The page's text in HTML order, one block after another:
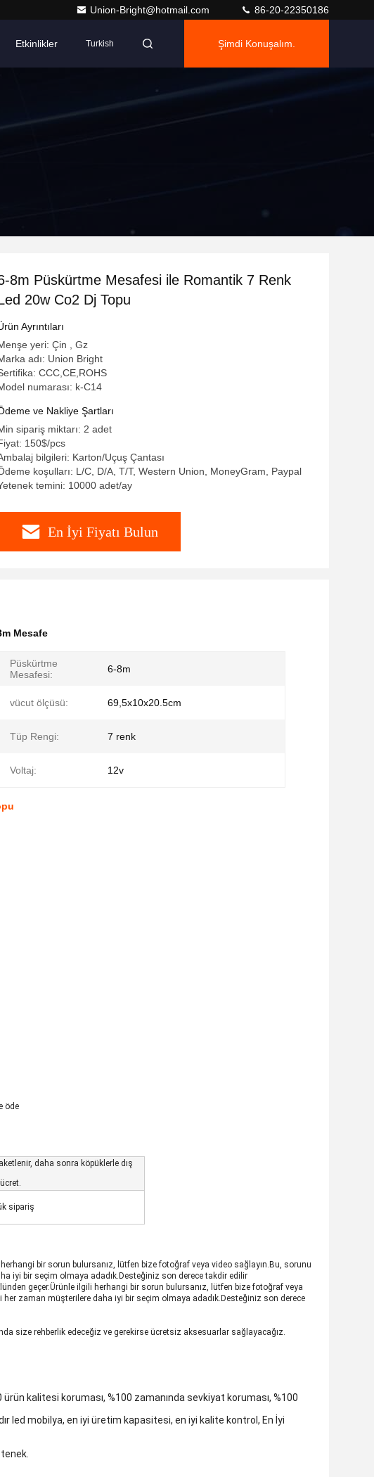
Union-Bright@hotmail.com 86-20-22350186
Etkinlikler Turkish Şimdi Konuşalım.
8m Püskürtme Mesafesi ile Romantik 7 Renk
20w Co2 Dj Topu
Ayrıntıları
yeri: Çin , Gz
adı: Union Bright
CCC,CE,ROHS
numarası: k-C14
ve Nakliye Şartları
sipariş miktarı: 2 adet
150$/pcs
bilgileri: Karton/Uçuş Çantası
koşulları: L/C, D/A, T/T, Western Union, MoneyGram, Paypal
temini: 10000 adet/ay
En İyi Fiyatı Bulun
Mesafe
Püskürtme
Mesafesi:
6-8m
vücut ölçüsü: 69,5x10x20.5cm
Tüp Rengi: 7 renk
Voltaj: 12v
öde
daha sonra köpüklerle dış
sipariş
bir sorun bulursanız, lütfen bize fotoğraf veya video sağlayın.Bu, sorunu
iyi bir seçim olmaya adadık.Desteğiniz son derece takdir edilir
geçer.Ürünle ilgili herhangi bir sorun bulursanız, lütfen bize fotoğraf veya
her zaman müşterilere daha iyi bir seçim olmaya adadık.Desteğiniz son derece
size rehberlik edeceğiz ve gerekirse ücretsiz aksesuarlar sağlayacağız.
kalitesi koruması, %100 zamanında sevkiyat koruması, %100
led mobilya, en iyi üretim kapasitesi, en iyi kalite kontrol, En İyi